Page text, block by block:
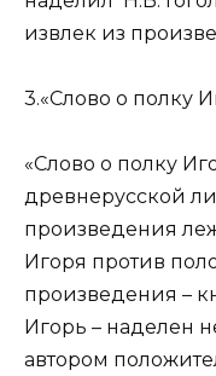
извлек из
3.«Слово о полку
«Слово о полку
древнерусской
произведения
Игоря против
произведения –
Игорь – наделен
автором